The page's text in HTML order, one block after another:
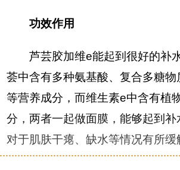
功效作用
芦芸胶加维e能起到很好的补
荟中含有多种氨基酸、复合多糖物
等营养成分，而维生素e中含有植
分，两者一起做面膜，能够起到补
对于肌肤干瘪、缺水等情况有所缓